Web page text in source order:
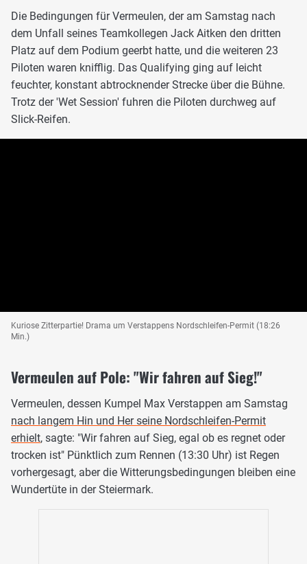
Die Bedingungen für Vermeulen, der am Samstag nach
dem Unfall seines Teamkollegen Jack Aitken den dritten
Platz auf dem Podium geerbt hatte, und die weiteren 23
Piloten waren knifflig. Das Qualifying ging auf leicht
feuchter, konstant abtrocknender Strecke über die Bühne.
Trotz der 'Wet Session' fuhren die Piloten durchweg auf
Slick-Reifen.
Kuriose Zitterpartie! Drama um Verstappens Nordschleifen-Permit (18:26
Min.)
Vermeulen auf Pole: "Wir fahren auf Sieg!"
Vermeulen, dessen Kumpel Max Verstappen am Samstag
nach langem Hin und Her seine Nordschleifen-Permit
erhielt, sagte: "Wir fahren auf Sieg, egal ob es regnet oder
trocken ist" Pünktlich zum Rennen (13:30 Uhr) ist Regen
vorhergesagt, aber die Witterungsbedingungen bleiben eine
Wundertüte in der Steiermark.